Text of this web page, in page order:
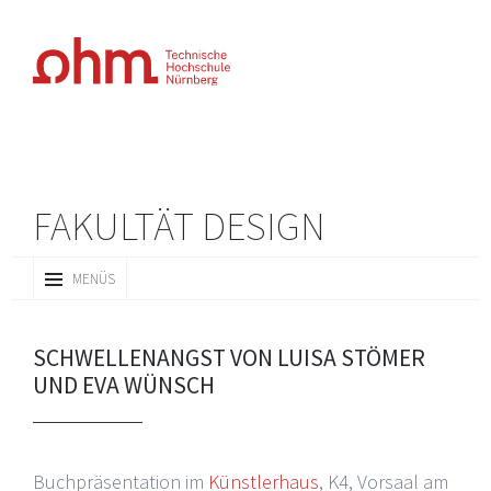
FAKULTÄT DESIGN
MENÜS
INHALT
SCHWELLENANGST VON LUISA STÖMER
UND EVA WÜNSCH
Buchpräsentation im Künstlerhaus, K4, Vorsaal am